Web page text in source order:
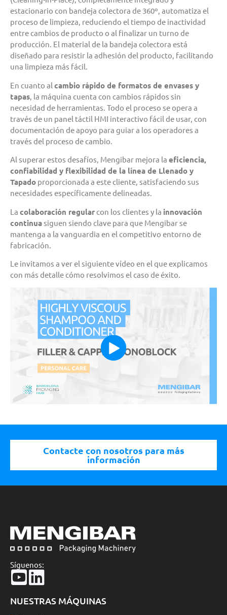
estacionario con bandeja colectora de 360º, automatiza el
proceso de limpieza, reduciendo el tiempo de inactividad
entre cambios de producto o al finalizar un turno de
producción. El material de la bandeja colectora está
diseñado para resistir la adhesión del producto, facilitando
una limpieza más fácil.
En cuanto al cambio rápido de formatos de envases y
tapas , la máquina cuenta con cambios rápidos sin
necesidad de herramientas. Todo el proceso se opera a
través de un panel táctil HMI interactivo fácil de usar, con
documentación de apoyo para guiar a los operadores a
través del proceso de cambio.
Al superar estos desafíos, Mengibar mejora la eficiencia,
confiabilidad y flexibilidad de la línea de Llenado y
Tapado proporcionada a este cliente, satisfaciendo sus
necesidades específicamente delineadas.
La colaboración regularcon los clientes y la innovación
continua siguen siendo clave para que Mengibar se
mantenga a la vanguardia en el competitivo entorno de
fabricación.
Le invitamos a ver el siguiente vídeo en el que explicamos
con más detalle cómo resolvimos el caso de éxito.
Contacte con nosotros para más
información
Síguenos:
NUESTRAS MÁQUINAS